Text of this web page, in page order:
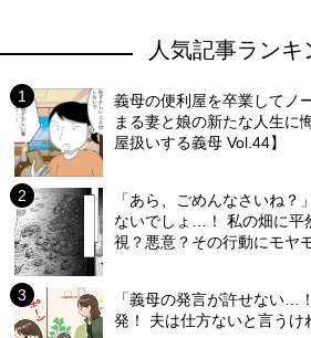
人気記事ランキ
義母の便利屋を卒業してノ
まる妻と娘の新たな人生に
屋扱いする義母 Vol.44】
「あら、ごめんなさいね？
ないでしょ…！ 私の畑に
視？悪意？その行動にモヤ
「義母の発言が許せない…
発！ 夫は仕方ないと言うけ